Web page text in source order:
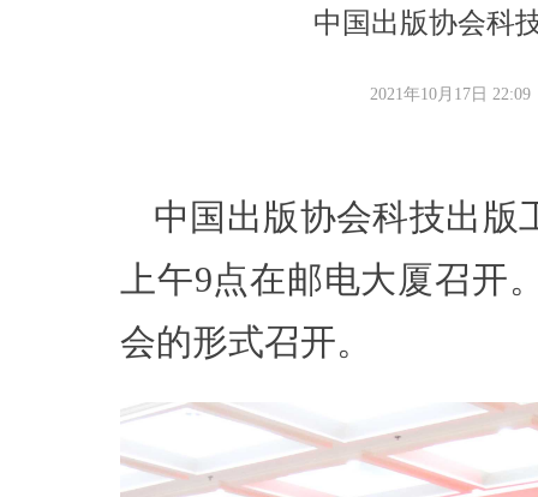
中国出版协会科
中国出版协会科技出版
上午9点在邮电大厦召开
会的形式召开。
2021年10月17日 22:09